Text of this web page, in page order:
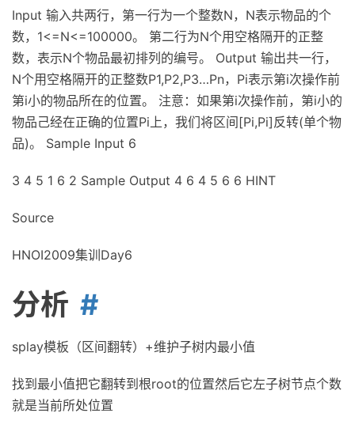
Input 输入共两行，第一行为一个整数N，N表示物品的个
数，1<=N<=100000。 第二行为N个用空格隔开的正整
数，表示N个物品最初排列的编号。 Output 输出共一行，
N个用空格隔开的正整数P1,P2,P3…Pn，Pi表示第i次操作前
第i小的物品所在的位置。 注意：如果第i次操作前，第i小的
物品己经在正确的位置Pi上，我们将区间[Pi,Pi]反转(单个物
品)。 Sample Input 6
3 4 5 1 6 2 Sample Output 4 6 4 5 6 6 HINT
Source
HNOI2009集训Day6
分析
splay模板（区间翻转）+维护子树内最小值
找到最小值把它翻转到根root的位置然后它左子树节点个数
就是当前所处位置